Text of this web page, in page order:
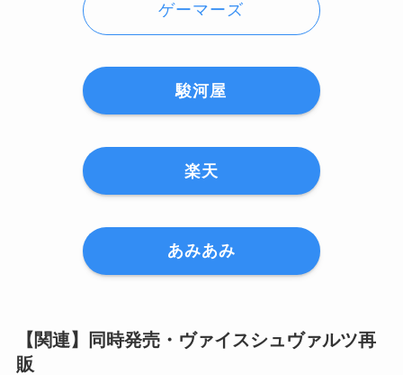
ゲーマーズ
駿河屋
楽天
あみあみ
【関連】同時発売・ヴァイスシュヴァルツ再
販